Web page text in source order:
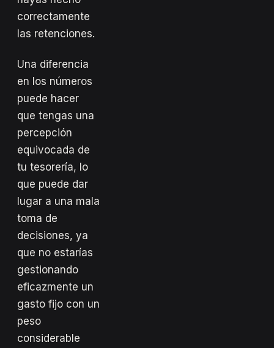
correctamente
las retenciones.
Una diferencia
en los números
puede hacer
que tengas una
percepción
equivocada de
tu tesorería, lo
que puede dar
lugar a una mala
toma de
decisiones, ya
que no estarías
gestionando
eficazmente un
gasto fijo con un
peso
considerable